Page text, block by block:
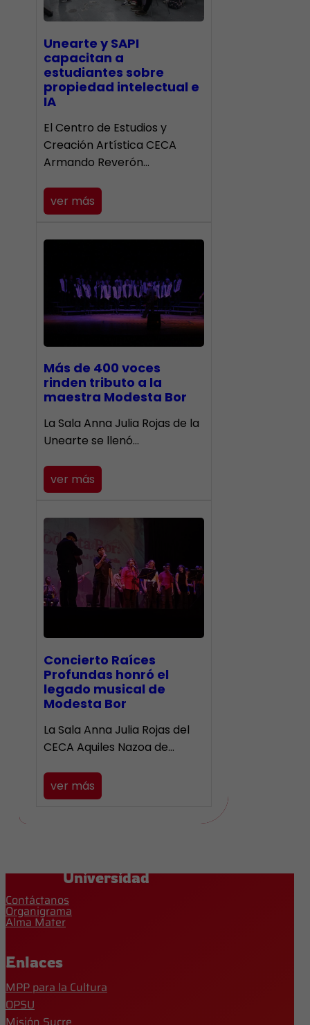
Unearte y SAPI
capacitan a
estudiantes sobre
propiedad intelectual e
IA
El Centro de Estudios y
Creación Artística CECA
Armando Reverón…
ver más
Más de 400 voces
rinden tributo a la
maestra Modesta Bor
​La Sala Anna Julia Rojas de la
Unearte se llenó…
ver más
​Concierto Raíces
Profundas honró el
legado musical de
Modesta Bor
La Sala Anna Julia Rojas del
CECA Aquiles Nazoa de…
ver más
Universidad
Contáctanos
Organigrama
Alma Mater
Enlaces
MPP para la Cultura
OPSU
Misión Sucre